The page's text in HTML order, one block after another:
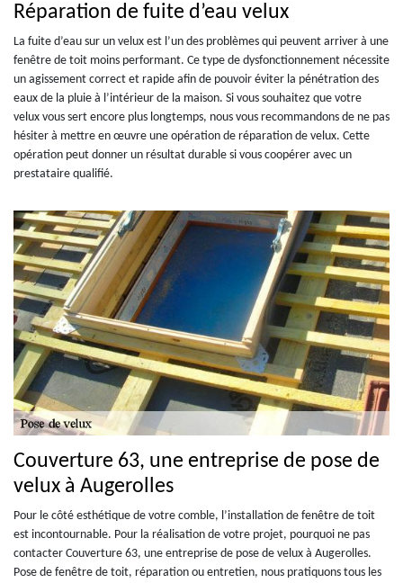
Réparation de fuite d’eau velux
La fuite d’eau sur un velux est l’un des problèmes qui peuvent arriver à une
fenêtre de toit moins performant. Ce type de dysfonctionnement nécessite
un agissement correct et rapide afin de pouvoir éviter la pénétration des
eaux de la pluie à l’intérieur de la maison. Si vous souhaitez que votre
velux vous sert encore plus longtemps, nous vous recommandons de ne pas
hésiter à mettre en œuvre une opération de réparation de velux. Cette
opération peut donner un résultat durable si vous coopérer avec un
prestataire qualifié.
Couverture 63, une entreprise de pose de
velux à Augerolles
Pour le côté esthétique de votre comble, l’installation de fenêtre de toit
est incontournable. Pour la réalisation de votre projet, pourquoi ne pas
contacter Couverture 63, une entreprise de pose de velux à Augerolles.
Pose de fenêtre de toit, réparation ou entretien, nous pratiquons tous les